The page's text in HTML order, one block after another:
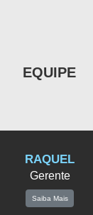
EQUIPE
RAQUEL
Gerente
Saiba Mais